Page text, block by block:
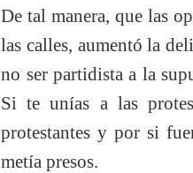
De tal manera, que las
las calles, aumentó la
no ser partidista a la
Si te unías a las
protestantes y por si
metía presos.